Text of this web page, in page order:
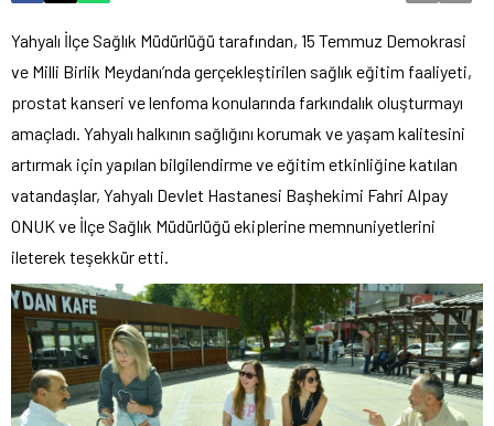
Yahyalı İlçe Sağlık Müdürlüğü tarafından, 15 Temmuz Demokrasi
ve Milli Birlik Meydanı’nda gerçekleştirilen sağlık eğitim faaliyeti,
prostat kanseri ve lenfoma konularında farkındalık oluşturmayı
amaçladı. Yahyalı halkının sağlığını korumak ve yaşam kalitesini
artırmak için yapılan bilgilendirme ve eğitim etkinliğine katılan
vatandaşlar, Yahyalı Devlet Hastanesi Başhekimi Fahri Alpay
ONUK ve İlçe Sağlık Müdürlüğü ekiplerine memnuniyetlerini
ileterek teşekkür etti.